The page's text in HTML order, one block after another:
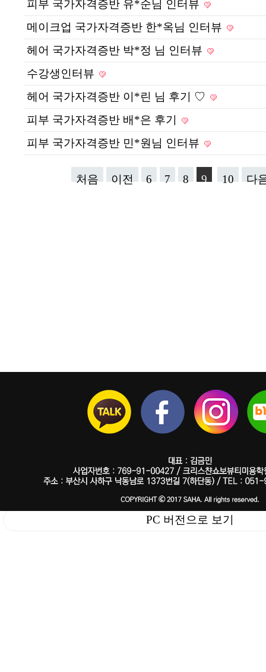
피부 국가자격증반 유*순님 인터뷰
메이크업 국가자격증반 한*옥님 인터뷰
헤어 국가자격증반 박*정 님 인터뷰
수강생인터뷰
헤어 국가자격증반 이*린 님 후기 ♡
피부 국가자격증반 배*은 후기
피부 국가자격증반 민*원님 인터뷰
처음 이전 6 7 8 9 10 다
PC 버전으로 보기